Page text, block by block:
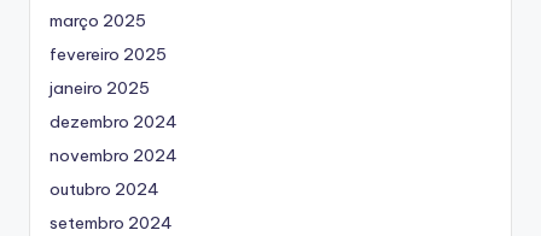
março 2025
fevereiro 2025
janeiro 2025
dezembro 2024
novembro 2024
outubro 2024
setembro 2024